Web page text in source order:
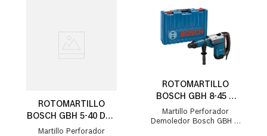
ROTOMARTILLO
BOSCH GBH 5-40 DCE
1150W
Martillo Perforador
ROTOMARTILLO
BOSCH GBH 8-45 D
1500W
Martillo Perforador
Demoledor Bosch GBH 8-